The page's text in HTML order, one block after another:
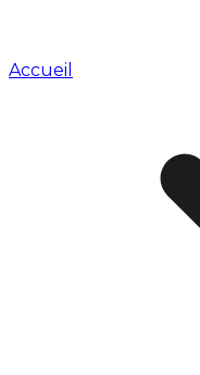
Accueil